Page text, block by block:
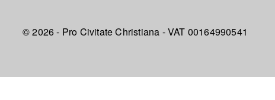
© 2026 - Pro Civitate Christiana - VAT 00164990541